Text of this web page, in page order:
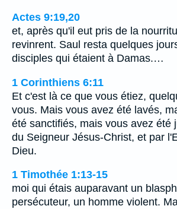
Actes 9:19,20
et, après qu'il eut pris de la
revinrent. Saul resta quelques
disciples qui étaient à Damas.…
1 Corinthiens 6:11
Et c'est là ce que vous étiez,
vous. Mais vous avez été lavés,
été sanctifiés, mais vous avez été
du Seigneur Jésus-Christ, et par
Dieu.
1 Timothée 1:13-15
moi qui étais auparavant un
persécuteur, un homme violent.